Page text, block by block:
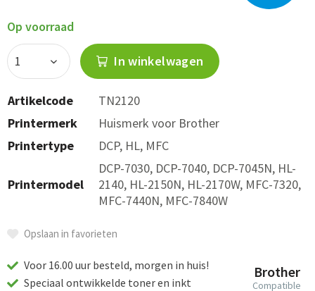
Op voorraad
In winkelwagen
Artikelcode
TN2120
Printermerk
Huismerk voor Brother
Printertype
DCP, HL, MFC
Printermodel
DCP-7030, DCP-7040, DCP-7045N, HL-
2140, HL-2150N, HL-2170W, MFC-7320,
MFC-7440N, MFC-7840W
Opslaan in favorieten
Brother
Compatible
Voor 16.00 uur besteld, morgen in huis!
Speciaal ontwikkelde toner en inkt